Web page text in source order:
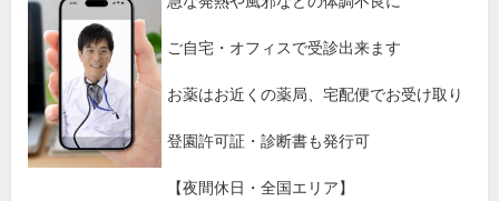
ご自宅・オフィスで受診出来ます
お薬はお近くの薬局、宅配便でお受け取り
登園許可証・診断書も発行可
【夜間休日・全国エリア】